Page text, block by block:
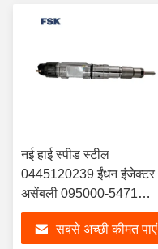
नई हाई स्पीड स्टील
0445120239 ईंधन इंजेक्टर
असेंबली 095000-5471
निर्माता बिक्री
सबसे अच्छी कीमत पाएं